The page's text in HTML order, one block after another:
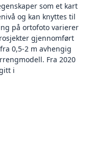
som et kart
og kan knyttes til
på ortofoto varierer
gjennomført
0,5-2 m avhengig
Fra 2020
i